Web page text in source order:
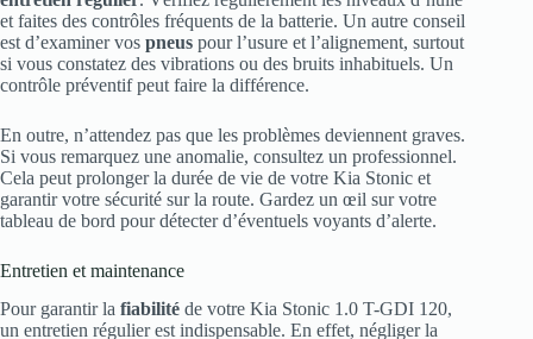
et faites des contrôles fréquents de la batterie. Un autre conseil
est d’examiner vos pneus pour l’usure et l’alignement, surtout
si vous constatez des vibrations ou des bruits inhabituels. Un
contrôle préventif peut faire la différence.
En outre, n’attendez pas que les problèmes deviennent graves.
Si vous remarquez une anomalie, consultez un professionnel.
Cela peut prolonger la durée de vie de votre Kia Stonic et
garantir votre sécurité sur la route. Gardez un œil sur votre
tableau de bord pour détecter d’éventuels voyants d’alerte.
Entretien et maintenance
Pour garantir la fiabilité de votre Kia Stonic 1.0 T-GDI 120,
un entretien régulier est indispensable. En effet, négliger la